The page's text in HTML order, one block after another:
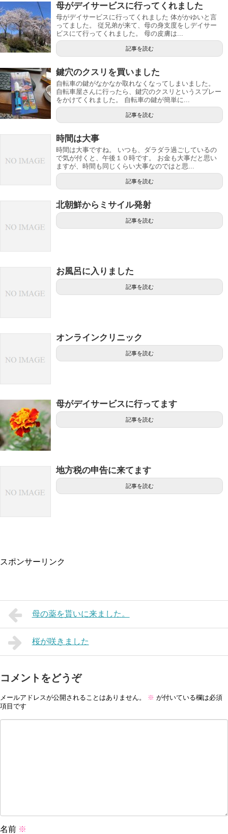
母がデイサービスに行ってくれました
母がデイサービスに行ってくれました 体がかゆいと言
ってました。 従兄弟が来て、母の身支度をしデイサー
ビスにて行ってくれました。 母の皮膚は...
記事を読む
鍵穴のクスリを買いました
自転車の鍵がなかなか取れなくなってしまいました。
自転車屋さんに行ったら、鍵穴のクスリというスプレー
をかけてくれました。 自転車の鍵が簡単に...
記事を読む
時間は大事
時間は大事ですね。 いつも、ダラダラ過ごしているの
で気が付くと、午後１０時です。 お金も大事だと思い
ますが、時間も同じくらい大事なのではと思...
記事を読む
北朝鮮からミサイル発射
記事を読む
お風呂に入りました
記事を読む
オンラインクリニック
記事を読む
母がデイサービスに行ってます
記事を読む
地方税の申告に来てます
記事を読む
スポンサーリンク
母の薬を貰いに来ました。
桜が咲きました
コメントをどうぞ
メールアドレスが公開されることはありません。 ※ が付いている欄は必須
項目です
名前 ※